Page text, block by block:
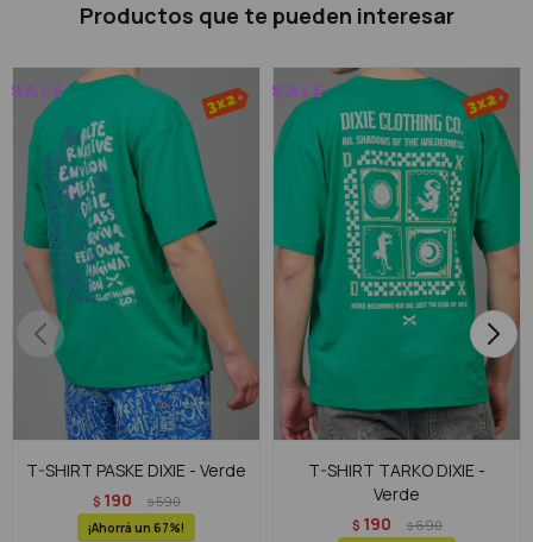
Productos que te pueden interesar
T-SHIRT PASKE DIXIE - Verde
$ 190 $590
67
T-SHIRT TARKO DIXIE -
Verde
$ 190 $690